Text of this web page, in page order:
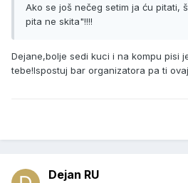
Ako se još nečeg setim ja ću pitati,
pita ne skita"!!!!
Dejane,bolje sedi kuci i na kompu pisi
tebe!Ispostuj bar organizatora pa ti
Dejan RU